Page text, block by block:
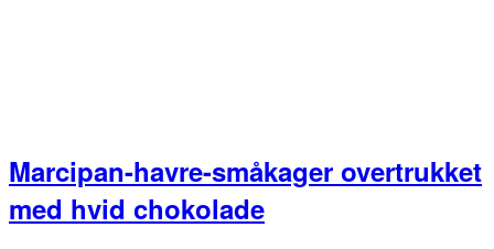
Marcipan-havre-småkager overtrukket
med hvid chokolade